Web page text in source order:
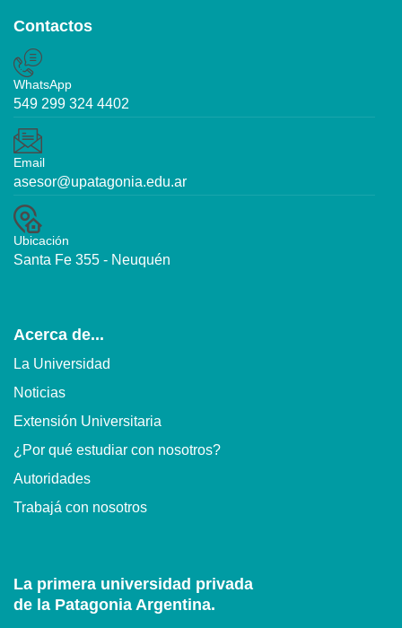
Contactos
WhatsApp
549 299 324 4402
Email
asesor@upatagonia.edu.ar
Ubicación
Santa Fe 355 - Neuquén
Acerca de...
La Universidad
Noticias
Extensión Universitaria
¿Por qué estudiar con nosotros?
Autoridades
Trabajá con nosotros
La primera universidad privada
de la Patagonia Argentina.